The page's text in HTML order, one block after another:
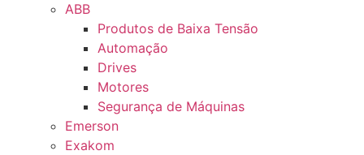
ABB
Produtos de Baixa Tensão
Automação
Drives
Motores
Segurança de Máquinas
Emerson
Exakom